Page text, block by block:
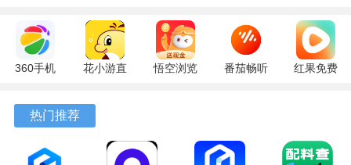
360手机
10.13.27
最新版
花小游直
17.9.56
悟空浏览
番茄畅听
红果免费
热门推荐